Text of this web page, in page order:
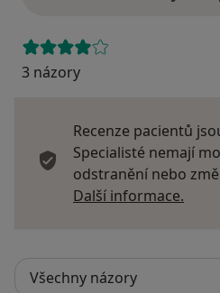
3 názory
Recenze pacientů
Specialisté nemají
odstranění nebo
Další informace.